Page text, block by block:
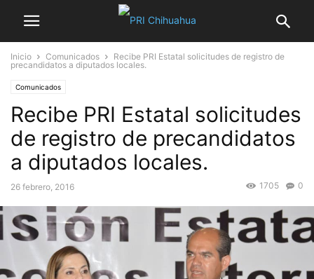
Inicio Comunicados
Recibe PRI Estatal solicitudes de registro de
precandidatos a diputados locales.
Comunicados
Recibe PRI Estatal solicitudes
de registro de precandidatos
a diputados locales.
26 febrero, 2016 0
1705